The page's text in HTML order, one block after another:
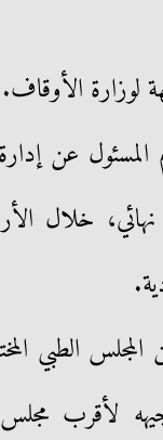
المسئول عن
نهائي، خلال
المجلس الطبي
لأقرب